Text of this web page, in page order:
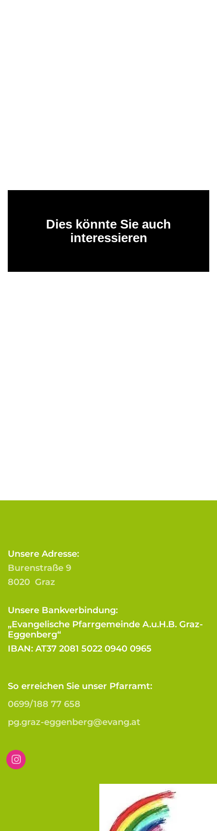
Dies könnte Sie auch
interessieren
Unsere Adresse:
Burenstraße 9
8020 Graz
Unsere Bankverbindung:
„Evangelische Pfarrgemeinde A.u.H.B. Graz-
Eggenberg“
IBAN: AT37 2081 5022 0940 0965
So erreichen Sie unser Pfarramt:
0699/188 77 658
pg.graz-eggenberg@evang.at